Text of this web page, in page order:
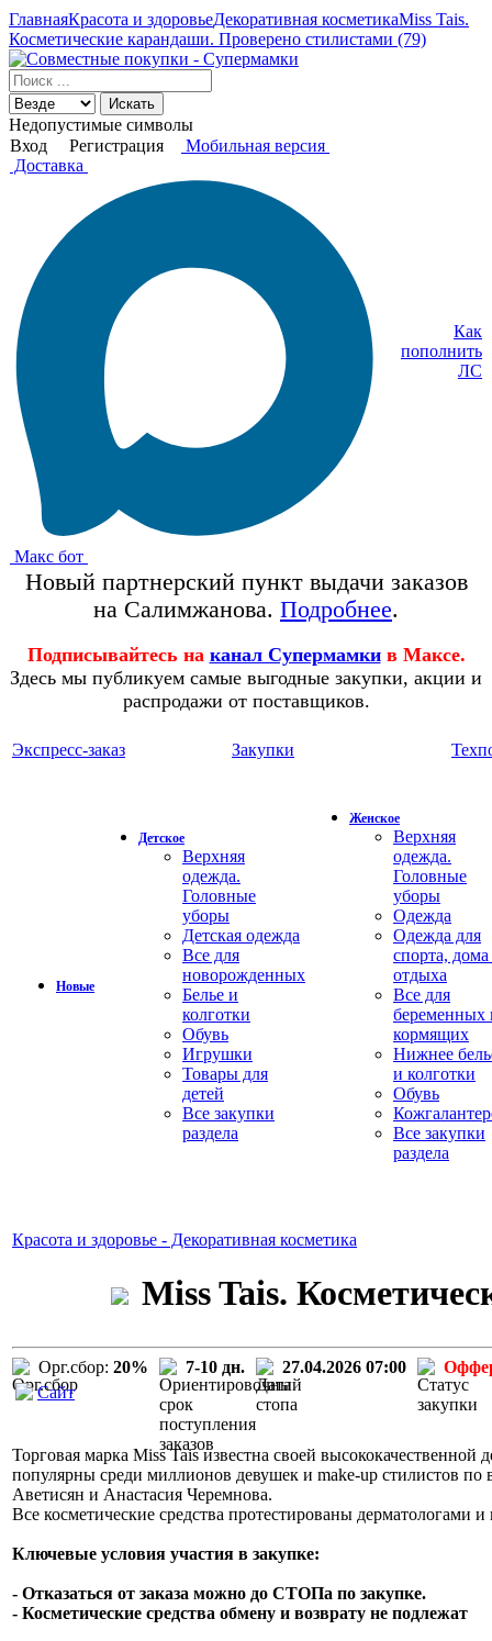
ГлавнаяКрасота и здоровьеДекоративная косметикаMiss Tais.
Косметические карандаши. Проверено стилистами (79)
Искать
Недопустимые символы
Вход
Регистрация
Мобильная версия
Доставка
Макс бот
Как
пополнить
ЛС
Новый партнерский пункт выдачи заказов
на Салимжанова. Подробнее.
Подписывайтесь на канал Супермамки в Максе.
Здесь мы публикуем самые выгодные закупки, акции и
распродажи от поставщиков.
Экспресс-заказ Закупки
Новые
Детское
Верхняя
одежда.
Головные
уборы
Детская одежда
Все для
новорожденных
Белье и
колготки
Обувь
Игрушки
Товары для
детей
Все закупки
раздела
Женское
Верхняя
одежда.
Головные
уборы
Одежда
Одежда для
спорта,
отдыха
Все для
беременных
кормящих
Нижнее
и колготки
Обувь
Все закупки
раздела
Красота и здоровье - Декоративная косметика
Miss Tais.
Орг.сбор: 20% 7-10 дн. 27.04.2026 07:00
Сайт
Торговая марка Miss Tais известна своей высококачественной
популярны среди миллионов девушек и make-up стилистов по
Аветисян и Анастасия Черемнова.
Все косметические средства протестированы дерматологами
Ключевые условия участия в закупке:
- Отказаться от заказа можно до СТОПа по закупке.
- Косметические средства обмену и возврату не подлежат